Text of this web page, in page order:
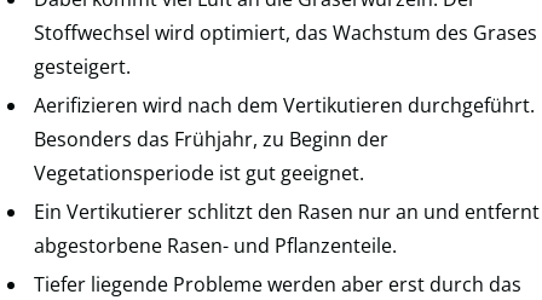
Stoffwechsel wird optimiert, das Wachstum des Grases
gesteigert.
Aerifizieren wird nach dem Vertikutieren durchgeführt.
Besonders das Frühjahr, zu Beginn der
Vegetationsperiode ist gut geeignet.
Ein Vertikutierer schlitzt den Rasen nur an und entfernt
abgestorbene Rasen- und Pflanzenteile.
Tiefer liegende Probleme werden aber erst durch das